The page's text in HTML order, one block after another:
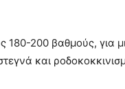
180-200 βαθμούς, για
και